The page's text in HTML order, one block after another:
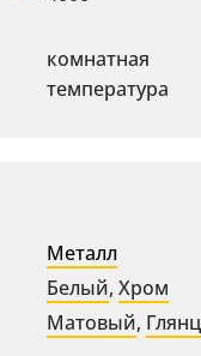
комнатная
температура
Металл
Белый, Хром
Матовый,